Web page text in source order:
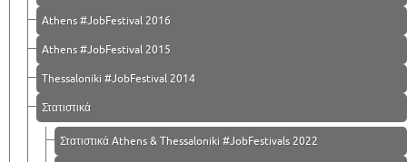
Athens #JobFestival 2016
Athens #JobFestival 2015
Thessaloniki #JobFestival 2014
Στατιστικά
Στατιστικά Athens & Thessaloniki #JobFestivals 2022